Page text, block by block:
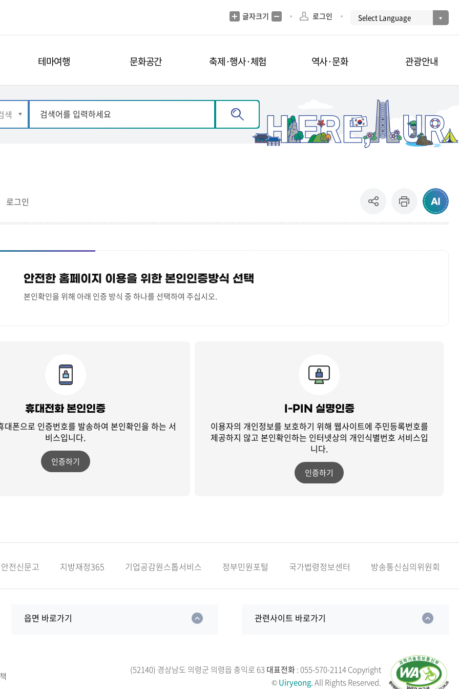
글자크기 로그인
테마여행 문화공간 축제·행사·체험 역사·문화 관광안내
로그인
안전한 홈페이지 이용을 위한 본인인증방식 선택
본인확인을 위해 아래 인증 방식 중 하나를 선택하여 주십시오.
휴대전화 본인인증
대폰으로 인증번호를 발송하여본인확인을 하는 서
비스입니다.
인증하기
I-PIN 실명인증
이용자의 개인정보를 보호하기 위해 웹사이트에 주민등록번호를
제공하지 않고 본인확인하는 인터넷상의 개인식별번호 서비스입
니다.
인증하기
안전신문고 지방재정365 기업공감원스톱서비스 정부민원포털 국가법령정보센터 방송통신심의위원회
읍면 바로가기 관련사이트 바로가기
(52140) 경상남도 의령군 의령읍 충익로 63 대표전화: 055-570-2114Copyright
©Uiryeong.All Rights Reserved.